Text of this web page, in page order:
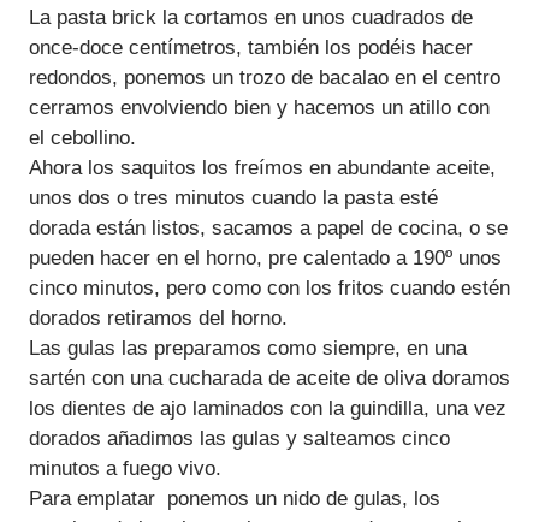
La pasta brick la cortamos en unos cuadrados de
once-doce centímetros, también los podéis hacer
redondos, ponemos un trozo de bacalao en el centro
cerramos envolviendo bien y hacemos un atillo con
el cebollino.
Ahora los saquitos los freímos en abundante aceite,
unos dos o tres minutos cuando la pasta esté
dorada están listos, sacamos a papel de cocina, o se
pueden hacer en el horno, pre calentado a 190º unos
cinco minutos, pero como con los fritos cuando estén
dorados retiramos del horno.
Las gulas las preparamos como siempre, en una
sartén con una cucharada de aceite de oliva doramos
los dientes de ajo laminados con la guindilla, una vez
dorados añadimos las gulas y salteamos cinco
minutos a fuego vivo.
Para emplatar ponemos un nido de gulas, los